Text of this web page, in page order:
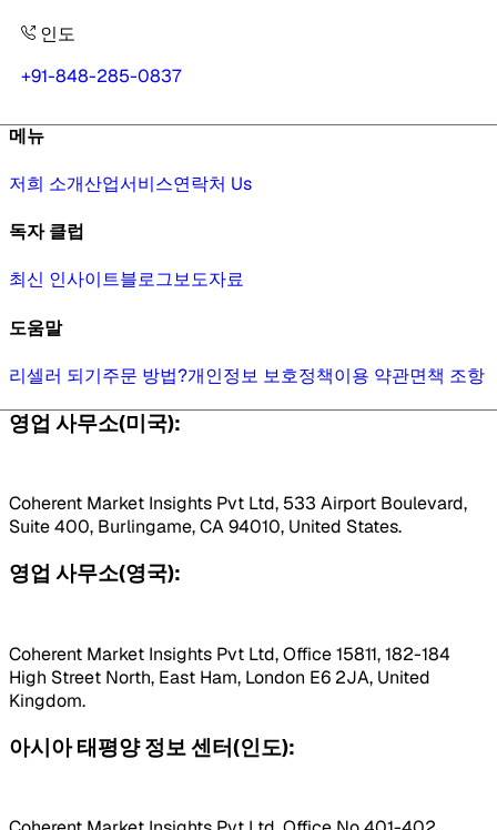
인도
+91-848-285-0837
메뉴
저희 소개산업서비스연락처 Us
독자 클럽
최신 인사이트블로그보도자료
도움말
리셀러 되기주문 방법?개인정보 보호정책이용 약관면책 조항
영업 사무소(미국):
Coherent Market Insights Pvt Ltd, 533 Airport Boulevard,
Suite 400, Burlingame, CA 94010, United States.
영업 사무소(영국):
Coherent Market Insights Pvt Ltd, Office 15811, 182-184
High Street North, East Ham, London E6 2JA, United
Kingdom.
아시아 태평양 정보 센터(인도):